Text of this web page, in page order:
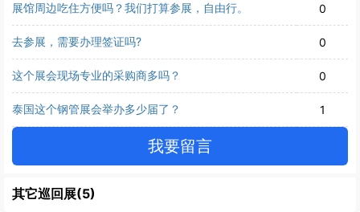
展馆周边吃住方便吗？我们打算参展，自由行。 0
去参展，需要办理签证吗? 0
这个展会现场专业的采购商多吗？ 0
泰国这个钢管展会举办多少届了？ 1
我要留言
其它巡回展(5)